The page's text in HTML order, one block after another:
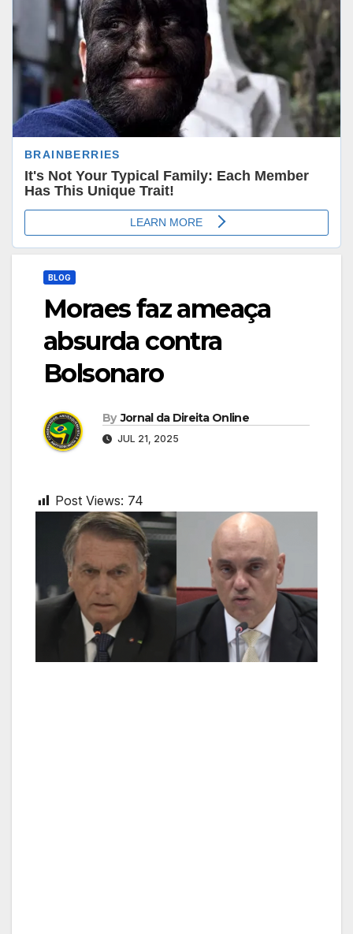
BLOG
Moraes faz ameaça
absurda contra
Bolsonaro
By Jornal da Direita Online
JUL 21, 2025
Post Views: 74